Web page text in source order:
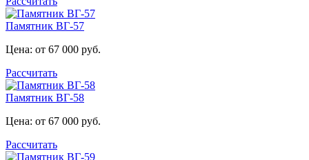
Памятник ВГ-57
Цена: от 67 000 руб.
Рассчитать
Памятник ВГ-58
Цена: от 67 000 руб.
Рассчитать